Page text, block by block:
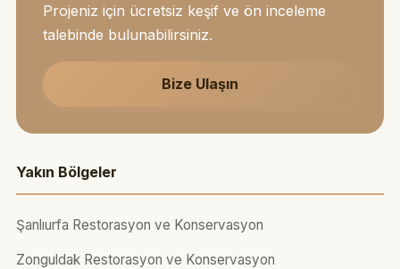
Projeniz için ücretsiz keşif ve ön inceleme
talebinde bulunabilirsiniz.
Bize Ulaşın
Yakın Bölgeler
Şanlıurfa Restorasyon ve Konservasyon
Zonguldak Restorasyon ve Konservasyon